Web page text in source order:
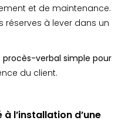
et de maintenance.
réserves à lever dans un
verbal simple pour
du client.
l’installation d’une